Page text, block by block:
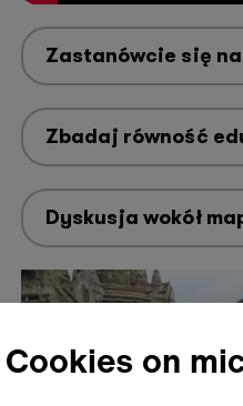
Zastanówcie się
Zbadaj równość
Dyskusja wokół
Cookies on